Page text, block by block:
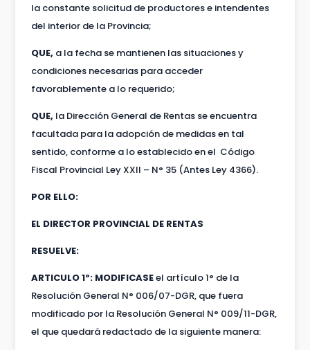
la constante solicitud de productores e intendentes
del interior de la Provincia;
QUE, a la fecha se mantienen las situaciones y
condiciones necesarias para acceder
favorablemente a lo requerido;
QUE, la Dirección General de Rentas se encuentra
facultada para la adopción de medidas en tal
sentido, conforme a lo establecido en el Código
Fiscal Provincial Ley XXII – N° 35 (Antes Ley 4366).
POR ELLO:
EL DIRECTOR PROVINCIAL DE RENTAS
RESUELVE:
ARTICULO 1º: MODIFICASEel artículo 1° de la
Resolución General N° 006/07-DGR, que fuera
modificado por la Resolución General N° 009/11-DGR,
el que quedará redactado de la siguiente manera: